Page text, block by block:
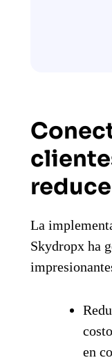
La
Skydropx ha
en